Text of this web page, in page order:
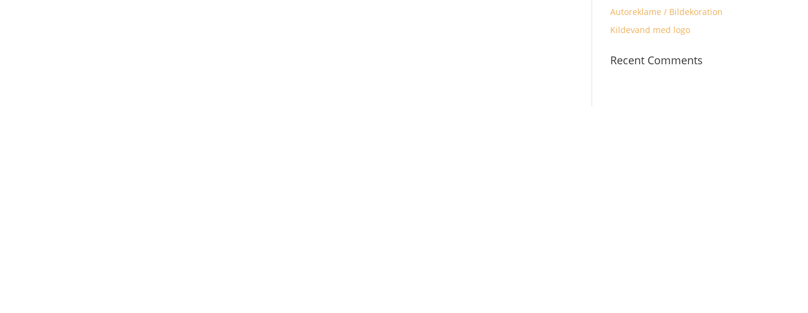
Autoreklame / Bildekoration
Kildevand med logo
Recent Comments